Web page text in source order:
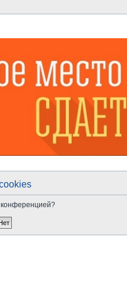
конференцией?